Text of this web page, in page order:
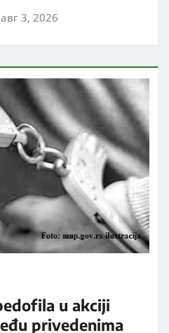
авг 3, 2026
u akciji
privedenima